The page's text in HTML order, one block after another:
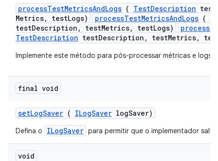
processTestMetricsAndLogs ( TestDescription test
Metrics, testLogs) processTestMetricsAndLogs (
testDescription, testMetrics, testLogs)
TestDescription testDescription, testMetrics,
Implemente este método para pós-processar métricas e logs
final void
setLogSaver ( ILogSaver logSaver)
Defina o ILogSaver para permitir que o implementador
void